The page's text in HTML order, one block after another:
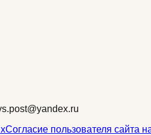
Согласие пользователя сайта